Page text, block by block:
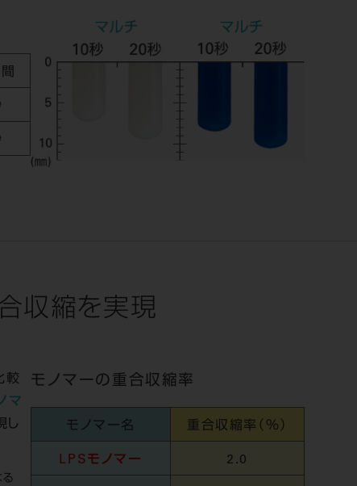
収縮を実現
較
マ
し
モノマーの重合収縮率
モノマー名 重合収縮率（％）
LPSモノマー 2.0